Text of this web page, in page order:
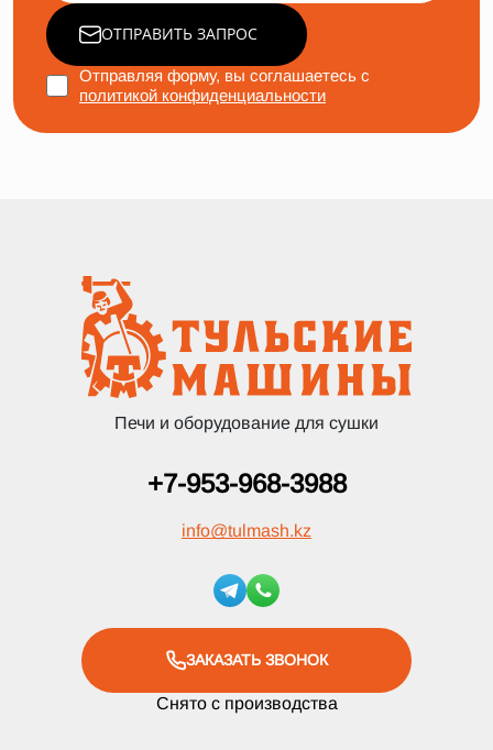
ОТПРАВИТЬ ЗАПРОС
Отправляя форму, вы соглашаетесь с
политикой конфиденциальности
Печи и оборудование для сушки
+7-953-968-3988
info@tulmash.kz
ЗАКАЗАТЬ ЗВОНОК
Снято с производства